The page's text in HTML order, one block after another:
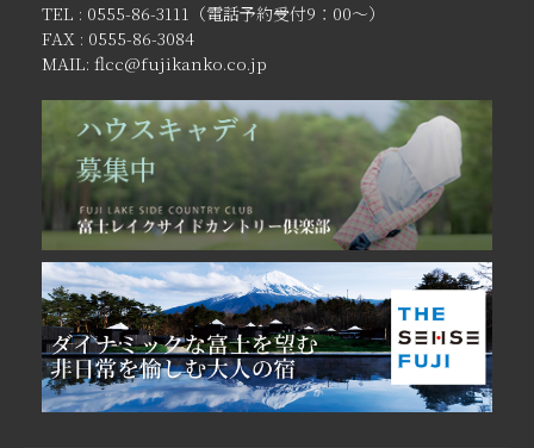
TEL : 0555-86-3111（電話予約受付9：00〜）
FAX : 0555-86-3084
MAIL: flcc@fujikanko.co.jp